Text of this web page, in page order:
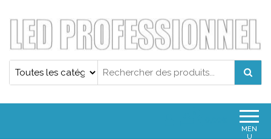
Projecteur led professionnel
Projecteur led professionnel
MEN
U